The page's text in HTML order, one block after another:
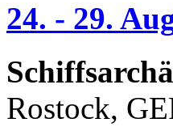
24. - 29.
Rostock,